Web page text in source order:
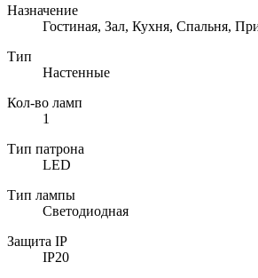
Назначение
Гостиная, Зал, Кухня, Спальня,
Тип
Настенные
Кол-во ламп
1
Тип патрона
LED
Тип лампы
Светодиодная
Защита IP
IP20